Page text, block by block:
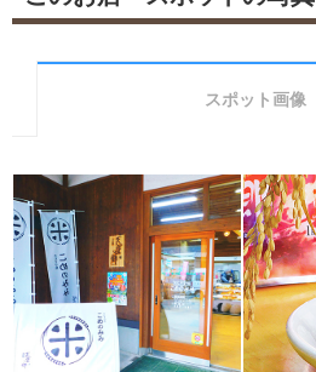
スポット画像